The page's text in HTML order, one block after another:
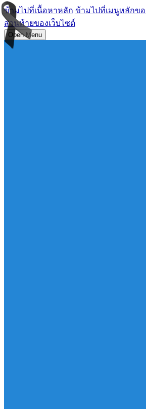
ข้ามไปที่เนื้อหาหลัก ข้ามไปที่เมนูหลักขอ
ส่วนท้ายของเว็บไซต์
Open Menu